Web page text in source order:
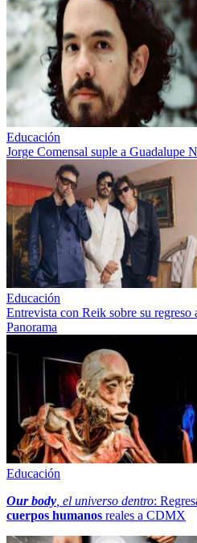
Educación
Jorge Comensal suple a Guadalupe
Educación
Entrevista con Reik sobre su
Panorama
Educación
Our body , el universo dentro:
cuerpos humanos reales a CDMX